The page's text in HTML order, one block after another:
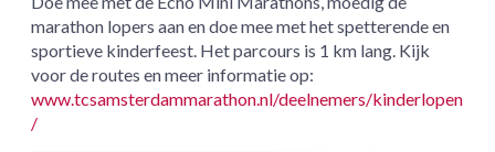
marathon lopers aan en doe mee met het spetterende en
sportieve kinderfeest. Het parcours is 1 km lang. Kijk
voor de routes en meer informatie op:
www.tcsamsterdammarathon.nl/deelnemers/kinderlopen
/